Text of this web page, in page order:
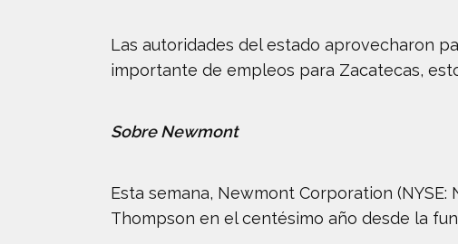
Las autoridades del estado aprovecharon
importante de empleos para Zacatecas,
Sobre Newmont
Esta semana, Newmont Corporation
Thompson en el centésimo año desde la